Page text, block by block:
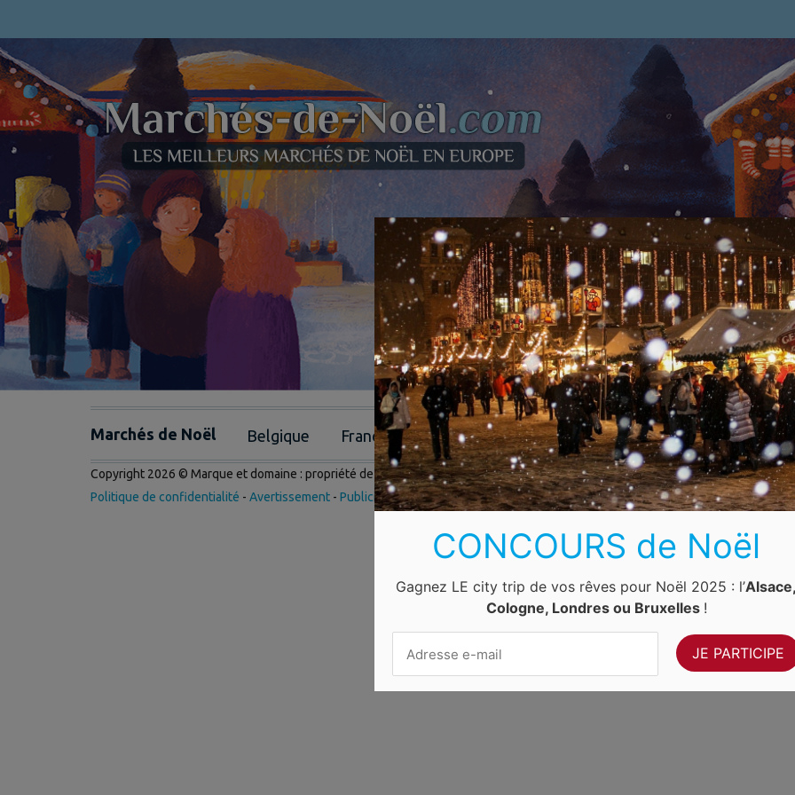
Marchés de Noël Belgique France Luxembourg Allemagne Pays-Bas Suisse
Copyright 2026 © Marque et domaine : propriété deInternet Ventures. Site web géré parVolo Media.
Politique de confidentialité - Avertissement - Publicité-Contact-Newsletter
CONCOURS de Noël
Gagnez LE city trip de vos rêves pour Noël 2025 : l’
Cologne, Londres ou Bruxelles !